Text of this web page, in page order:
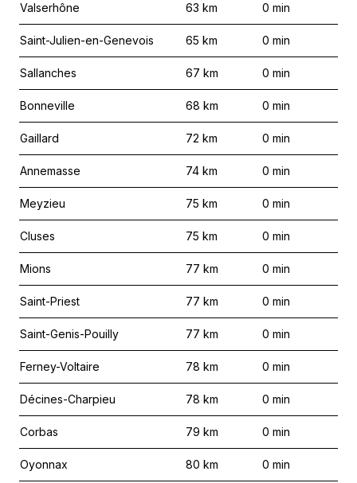
Valserhône 63 km 0 min
Saint-Julien-en-Genevois 65 km 0 min
Sallanches 67 km 0 min
Bonneville 68 km 0 min
Gaillard 72 km 0 min
Annemasse 74 km 0 min
Meyzieu 75 km 0 min
Cluses 75 km 0 min
Mions 77 km 0 min
Saint-Priest 77 km 0 min
Saint-Genis-Pouilly 77 km 0 min
Ferney-Voltaire 78 km 0 min
Décines-Charpieu 78 km 0 min
Corbas 79 km 0 min
Oyonnax 80 km 0 min